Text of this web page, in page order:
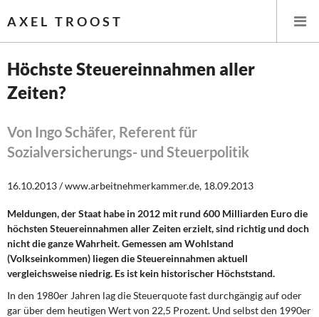
AXEL TROOST
Startseite
Themen
Leitlinien linker Wirtschafts- und Finanzpolitik
Steuer- und Finanzpolitik
Öffentliche Infrastruktur und Daseinsvorsorge
Eurokrise und Griechenland
Höchste Steuereinnahmen aller
Zeiten?
Von Ingo Schäfer, Referent für
Sozialversicherungs- und Steuerpolitik
16.10.2013 / www.arbeitnehmerkammer.de, 18.09.2013
Meldungen, der Staat habe in 2012 mit rund 600 Milliarden Euro die
höchsten Steuereinnahmen aller Zeiten erzielt, sind richtig und doch
nicht die ganze Wahrheit. Gemessen am Wohlstand
(Volkseinkommen) liegen die Steuereinnahmen aktuell
vergleichsweise niedrig. Es ist kein historischer Höchststand.
In den 1980er Jahren lag die Steuerquote fast durchgängig auf oder
gar über dem heutigen Wert von 22,5 Prozent. Und selbst den 1990er